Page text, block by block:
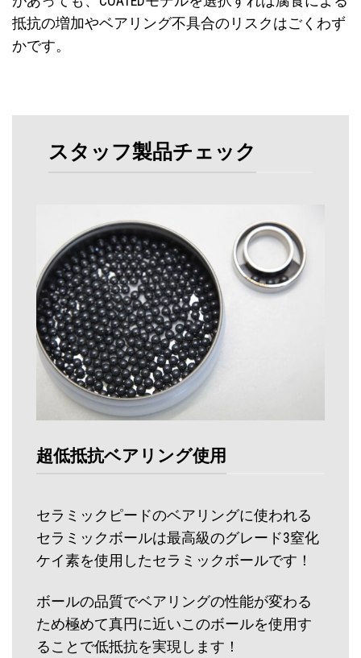
抵抗の増加やベアリング不具合のリスクはごくわず
かです。
スタッフ製品チェック
超低抵抗ベアリング使用
セラミックピードのベアリングに使われる
セラミックボールは最高級のグレード3窒化
ケイ素を使用したセラミックボールです！
ボールの品質でベアリングの性能が変わる
ため極めて真円に近いこのボールを使用す
ることで低抵抗を実現します！